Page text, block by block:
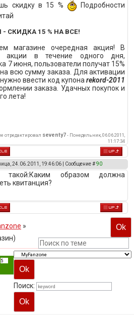
скидку в 15 %
Подробности
СКИДКА 15 % НА ВСЕ!
магазине очередная акция! В
акции в течение одного дня,
7 июня, пользователи получат 15%
всю сумму заказа. Для активации
ввести код купонаrekord-2011
заказа. Удачных покупок и
лета!
отредактировал seventy7- Понедельник, 06.06.2011,
11:17:34
24.06.2011, 19:46:06 | Сообщение #90
такой:Каким образом должна
квитанция?
»
5
Поиск: